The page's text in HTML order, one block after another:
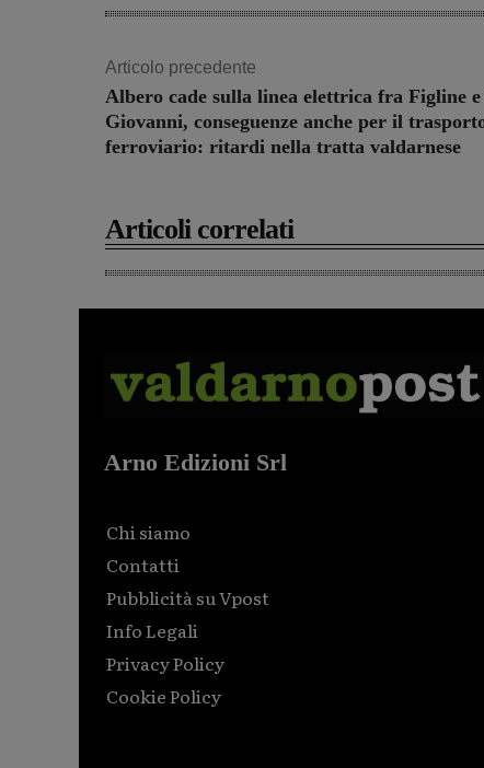
Articolo precedente
Albero cade sulla linea elettrica fra Figline e
Giovanni, conseguenze anche per il
ferroviario: ritardi nella tratta valdarnese
Articoli correlati
Arno Edizioni Srl
Chi siamo
Contatti
Pubblicità su Vpost
Info Legali
Privacy Policy
Cookie Policy